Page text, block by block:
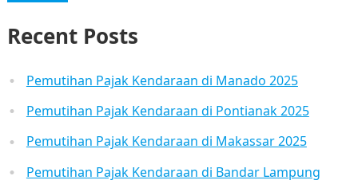
Recent Posts
Pemutihan Pajak Kendaraan di Manado 2025
Pemutihan Pajak Kendaraan di Pontianak 2025
Pemutihan Pajak Kendaraan di Makassar 2025
Pemutihan Pajak Kendaraan di Bandar Lampung